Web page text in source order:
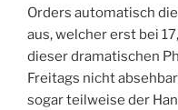
Orders automatisch
aus, welcher erst bei
dieser dramatischen
Freitags nicht
sogar teilweise der